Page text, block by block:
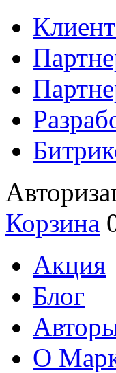
Корзина
Акция
Блог
О